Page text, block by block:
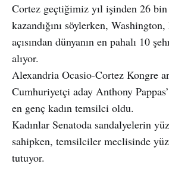
Cortez geçtiğimiz yıl işinden 26
kazandığını söylerken,
açısından dünyanın en pahalı 10
alıyor.
Alexandria Ocasio-Cortez Kongre
Cumhuriyetçi aday Anthony
en genç kadın temsilci oldu.
Kadınlar Senatoda sandalyelerin
sahipken, temsilciler meclisinde
tutuyor.